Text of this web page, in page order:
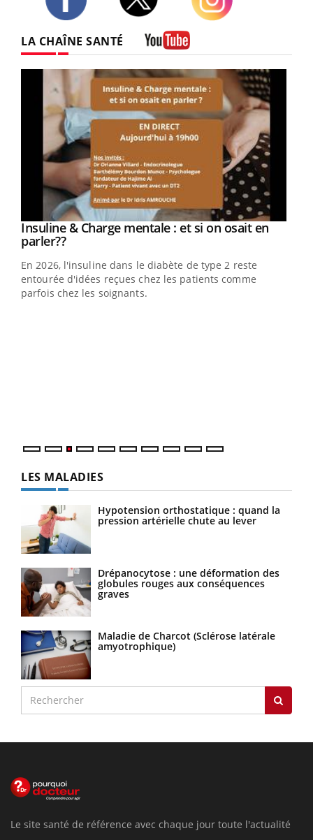
LA CHAÎNE SANTÉ
Youtube
Insuline & Charge mentale : et si on osait en
parler??Youtube
En 2026, l'insuline dans le diabète de type 2 reste
entourée d'idées reçues chez les patients comme
parfois chez les soignants.
LES MALADIES
Hypotension orthostatique : quand la
pression artérielle chute au lever
Drépanocytose : une déformation des
globules rouges aux conséquences
graves
Maladie de Charcot (Sclérose latérale
amyotrophique)
Le site santé de référence avec chaque jour toute l'actualité